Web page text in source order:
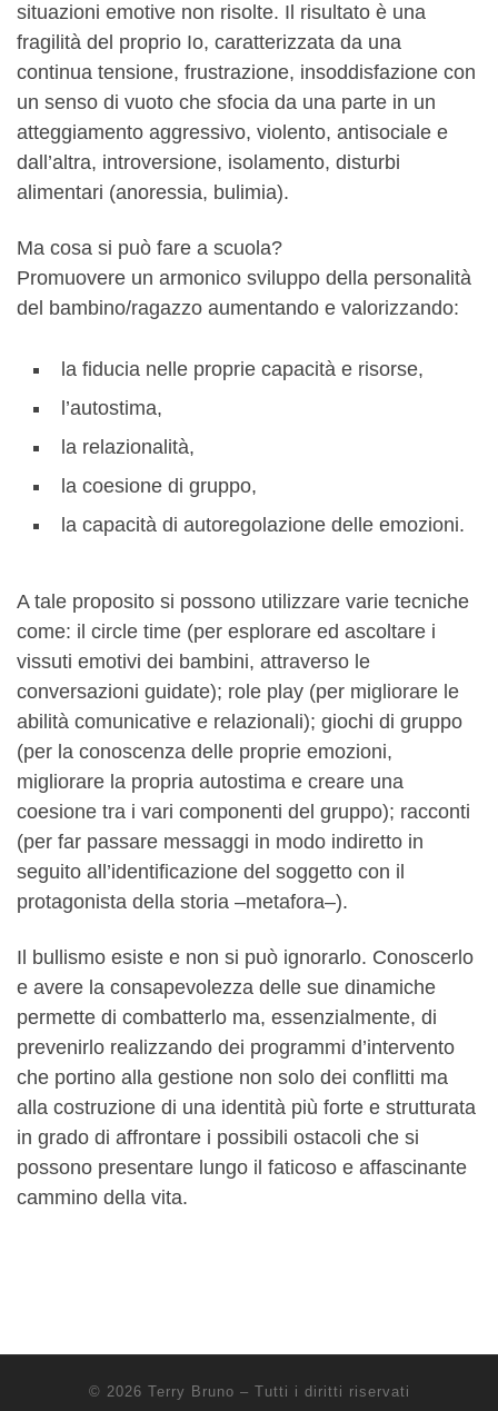
situazioni emotive non risolte. Il risultato è una
fragilità del proprio Io, caratterizzata da una
continua tensione, frustrazione, insoddisfazione con
un senso di vuoto che sfocia da una parte in un
atteggiamento aggressivo, violento, antisociale e
dall’altra, introversione, isolamento, disturbi
alimentari (anoressia, bulimia).
Ma cosa si può fare a scuola?
Promuovere un armonico sviluppo della personalità
del bambino/ragazzo aumentando e valorizzando:
la fiducia nelle proprie capacità e risorse,
l’autostima,
la relazionalità,
la coesione di gruppo,
la capacità di autoregolazione delle emozioni.
A tale proposito si possono utilizzare varie tecniche
come: il circle time (per esplorare ed ascoltare i
vissuti emotivi dei bambini, attraverso le
conversazioni guidate); role play (per migliorare le
abilità comunicative e relazionali); giochi di gruppo
(per la conoscenza delle proprie emozioni,
migliorare la propria autostima e creare una
coesione tra i vari componenti del gruppo); racconti
(per far passare messaggi in modo indiretto in
seguito all’identificazione del soggetto con il
protagonista della storia –metafora–).
Il bullismo esiste e non si può ignorarlo. Conoscerlo
e avere la consapevolezza delle sue dinamiche
permette di combatterlo ma, essenzialmente, di
prevenirlo realizzando dei programmi d’intervento
che portino alla gestione non solo dei conflitti ma
alla costruzione di una identità più forte e strutturata
in grado di affrontare i possibili ostacoli che si
possono presentare lungo il faticoso e affascinante
cammino della vita.
© 2026 Terry Bruno – Tutti i diritti riservati